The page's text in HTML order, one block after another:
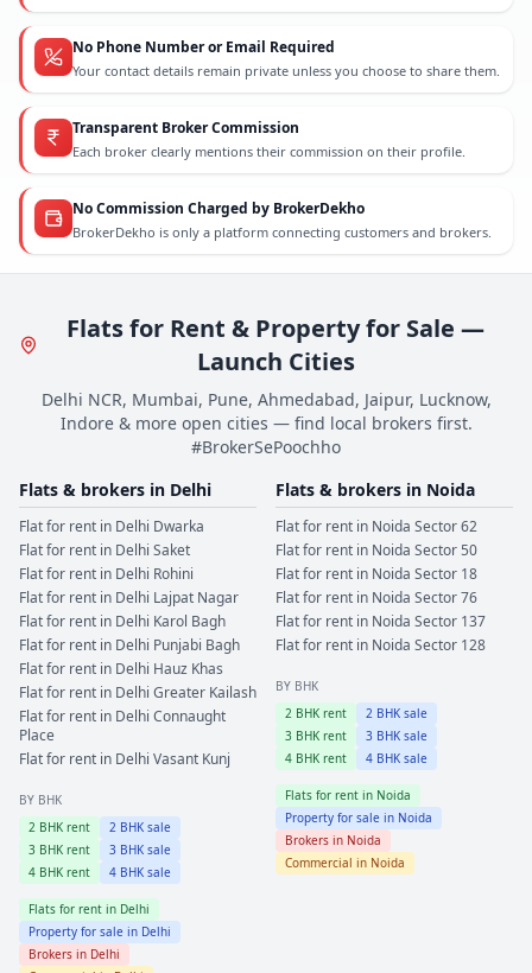
No Phone Number or Email Required
Your contact details remain private unless you choose to share them.
Transparent Broker Commission
Each broker clearly mentions their commission on their profile.
No Commission Charged by BrokerDekho
BrokerDekho is only a platform connecting customers and brokers.
Flats for Rent & Property for Sale —
Launch Cities
Delhi NCR, Mumbai, Pune, Ahmedabad, Jaipur, Lucknow,
Indore & more open cities — find local brokers first.
#BrokerSePoochho
Flats & brokers in Delhi
Flat for rent in Delhi Dwarka
Flat for rent in Delhi Saket
Flat for rent in Delhi Rohini
Flat for rent in Delhi Lajpat Nagar
Flat for rent in Delhi Karol Bagh
Flat for rent in Delhi Punjabi Bagh
Flat for rent in Delhi Hauz Khas
Flat for rent in Delhi Greater Kailash
Flat for rent in Delhi Connaught
Place
Flat for rent in Delhi Vasant Kunj
BY BHK
2 BHK rent 2 BHK sale
3 BHK rent 3 BHK sale
4 BHK rent 4 BHK sale
Flats for rent in Delhi
Property for sale in Delhi
Brokers in Delhi
Flats & brokers in Noida
Flat for rent in Noida Sector 62
Flat for rent in Noida Sector 50
Flat for rent in Noida Sector 18
Flat for rent in Noida Sector 76
Flat for rent in Noida Sector 137
Flat for rent in Noida Sector 128
BY BHK
2 BHK rent 2 BHK sale
3 BHK rent 3 BHK sale
4 BHK rent 4 BHK sale
Flats for rent in Noida
Property for sale in Noida
Brokers in Noida
Commercial in Noida